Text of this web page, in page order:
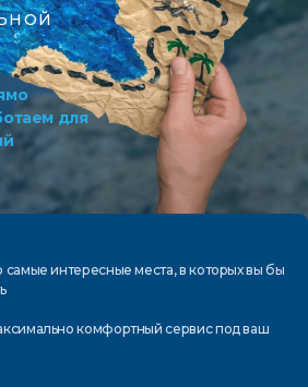
для
самыеинтересные места, в которыхвы бы
комфортныйсервис под ваш